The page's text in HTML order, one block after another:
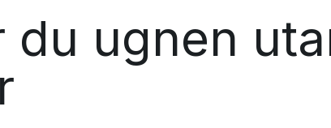
du ugnen